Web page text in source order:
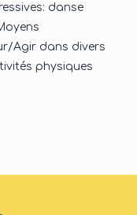
danse
Agir dans divers
physiques